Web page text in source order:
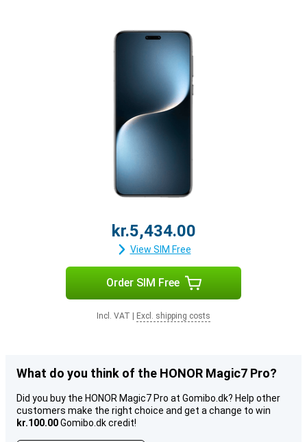
kr.5,434.00
View SIM Free
Order SIM Free
Incl. VAT Excl. shipping costs
What do you think of the HONOR Magic7 Pro?
Did you buy the HONOR Magic7 Pro at Gomibo.dk? Help other
customers make the right choice and get a change to win
kr.100.00Gomibo.dk credit!